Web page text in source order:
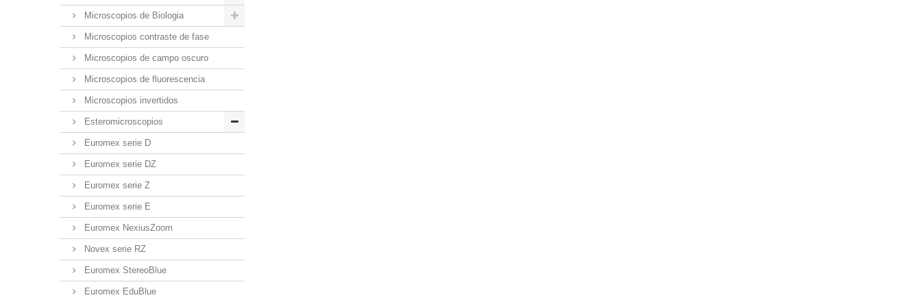
Microscopios de Biologia
Microscopios contraste de fase
Microscopios de campo oscuro
Microscopios de fluorescencia
Microscopios invertidos
Esteromicroscopios
Euromex serie D
Euromex serie DZ
Euromex serie Z
Euromex serie E
Euromex NexiusZoom
Novex serie RZ
Euromex StereoBlue
Euromex EduBlue